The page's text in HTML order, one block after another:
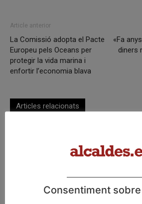
Article anterior
La Comissió adopta el Pacte
Europeu pels Oceans per
protegir la vida marina i
enfortir l’economia blava
«Fa
diners
Articles relacionats
Les Cabanyes
Consentiment